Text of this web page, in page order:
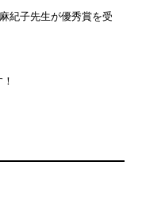
紀子先生が優秀賞を受